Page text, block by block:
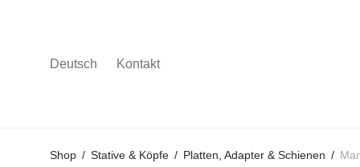
Deutsch Kontakt
Shop / Stative & Köpfe / Platten, Adapter & Schienen /